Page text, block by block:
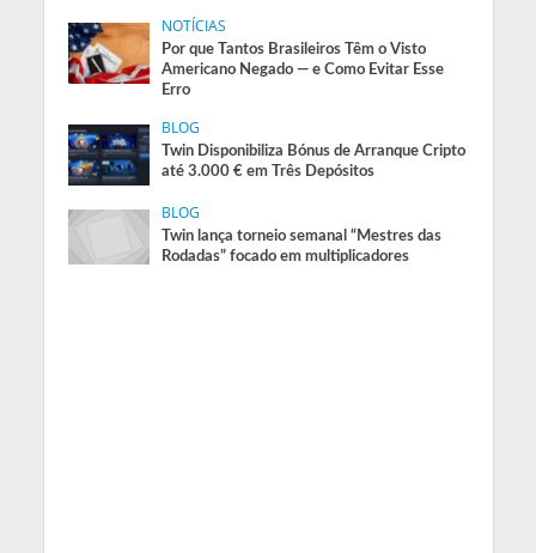
NOTÍCIAS
Por que Tantos Brasileiros Têm o Visto
Americano Negado — e Como Evitar Esse
Erro
BLOG
Twin Disponibiliza Bónus de Arranque Cripto
até 3.000 € em Três Depósitos
BLOG
Twin lança torneio semanal “Mestres das
Rodadas” focado em multiplicadores